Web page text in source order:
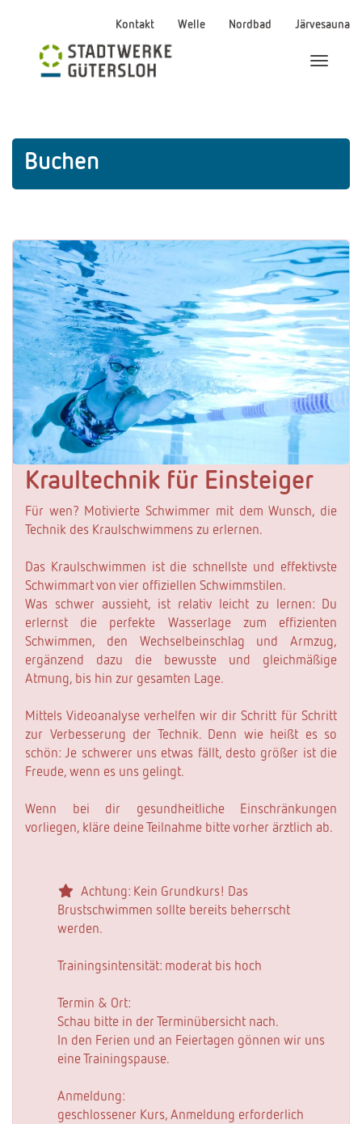
Kontakt Welle Nordbad Järvesauna
Menü
Buchen
Kraultechnik für Einsteiger
Für wen? Motivierte Schwimmer mit dem Wunsch, die
Technik des Kraulschwimmens zu erlernen.
Das Kraulschwimmen ist die schnellste und effektivste
Schwimmart von vier offiziellen Schwimmstilen.
Was schwer aussieht, ist relativ leicht zu lernen: Du
erlernst die perfekte Wasserlage zum effizienten
Schwimmen, den Wechselbeinschlag und Armzug,
ergänzend dazu die bewusste und gleichmäßige
Atmung, bis hin zur gesamten Lage.
Mittels Videoanalyse verhelfen wir dir Schritt für Schritt
zur Verbesserung der Technik. Denn wie heißt es so
schön: Je schwerer uns etwas fällt, desto größer ist die
Freude, wenn es uns gelingt.
Wenn bei dir gesundheitliche Einschränkungen
vorliegen, kläre deine Teilnahme bitte vorher ärztlich ab.
Achtung: Kein Grundkurs! Das
Brustschwimmen sollte bereits beherrscht
werden.
Trainingsintensität: moderat bis hoch
Termin & Ort:
Schau bitte in der Terminübersicht nach.
In den Ferien und an Feiertagen gönnen wir uns
eine Trainingspause.
Anmeldung:
geschlossener Kurs, Anmeldung erforderlich